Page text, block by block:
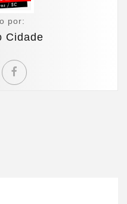
por:
Cidade